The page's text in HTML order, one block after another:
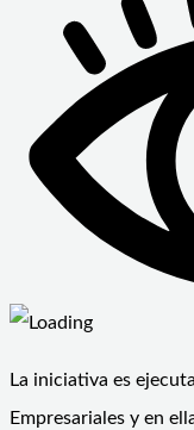
La iniciativa es
Empresariales y en